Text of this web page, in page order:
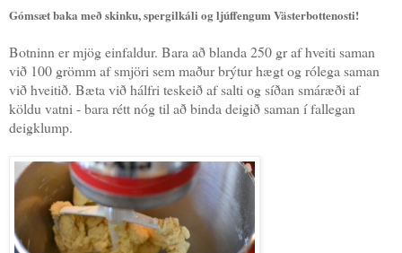
Gómsæt baka með skinku, spergilkáli og ljúffengum Västerbottenosti!
Botninn er mjög einfaldur. Bara að blanda 250 gr af hveiti saman
við 100 grömm af smjöri sem maður brýtur hægt og rólega saman
við hveitið. Bæta við hálfri teskeið af salti og síðan smáræði af
köldu vatni - bara rétt nóg til að binda deigið saman í fallegan
deigklump.